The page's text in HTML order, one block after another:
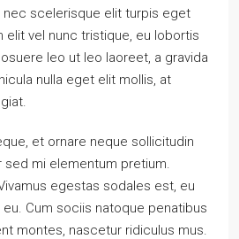
nec scelerisque elit turpis eget
elit vel nunc tristique, eu lobortis
leo ut leo laoreet, a gravida
nulla eget elit mollis, at
et ornare neque sollicitudin
sed mi elementum pretium.
egestas sodales est, eu
Cum sociis natoque penatibus
montes, nascetur ridiculus mus.